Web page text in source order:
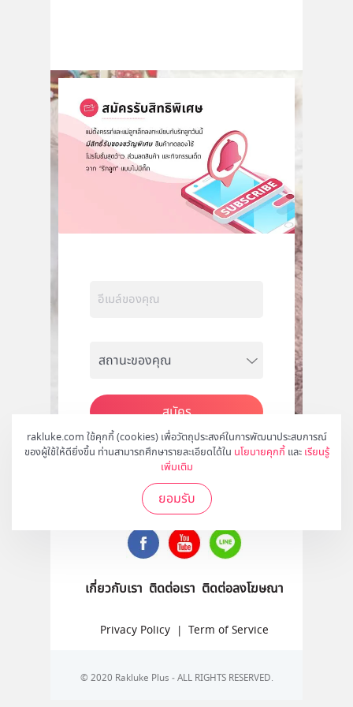
rakluke.com ใช้คุกกี้ (cookies) เพื่อวัตถุประสงค์ในการพัฒนาประสบการณ์
ของผู้ใช้ให้ดียิ่งขึ้น ท่านสามารถศึกษารายละเอียดได้ใน นโยบายคุกกี้ และ เรียนรู้
เพิ่มเติม
ยอมรับ
สมัคร
ติดตามเราได้ที่
เกี่ยวกับเรา ติดต่อเรา ติดต่อลงโฆษณา
Privacy Policy | Term of Service
© 2020 Rakluke Plus - ALL RIGHTS RESERVED.